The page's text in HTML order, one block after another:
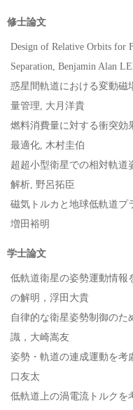
修士論文
Design of Relative Orbits for
Separation, Benjamin Alan
惑星間軌道における変動磁
量管理, 大月洋貴
燃料消費量に対する衝突効
最適化, 木村圭伯
超超小型衛星での相対軌道
解析, 野呂拓臣
磁気トルカと地球低軌道プ
増田裕明
学士論文
低軌道衛星の姿勢運動情報
の解明，浮田大貴
自律的な衛星姿勢制御の
識，大崎嵩友
姿勢・軌道の連成運動を考
口友太
低軌道上の渦電流トルクを